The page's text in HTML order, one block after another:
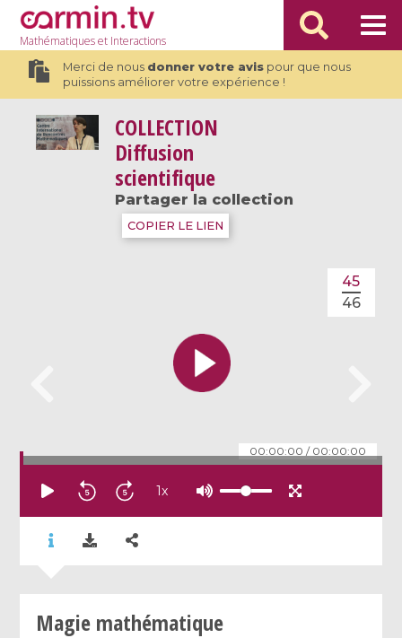
Mathématiqueset Interactions
Merci de nous donner votre avispour que nous
puissions améliorer votre expérience !
COLLECTION
Diffusion
scientifique
Partager la collection
COPIER LE LIEN
00:00:00 / 00:00:00
45
46
1x
Magie mathématique